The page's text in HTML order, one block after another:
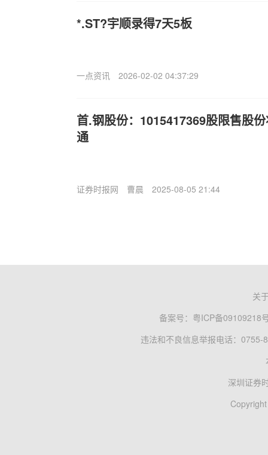
*.ST?宇顺录得7天5板
一点资讯 2026-02-02 04:37:29
首.钢股份：1015417369股限售股
通
证券时报网 曹晨 2025-08-05 21:44
关
备案号： 粤ICP备09109218
违法和不良信息举报电话：0755-
深圳证券